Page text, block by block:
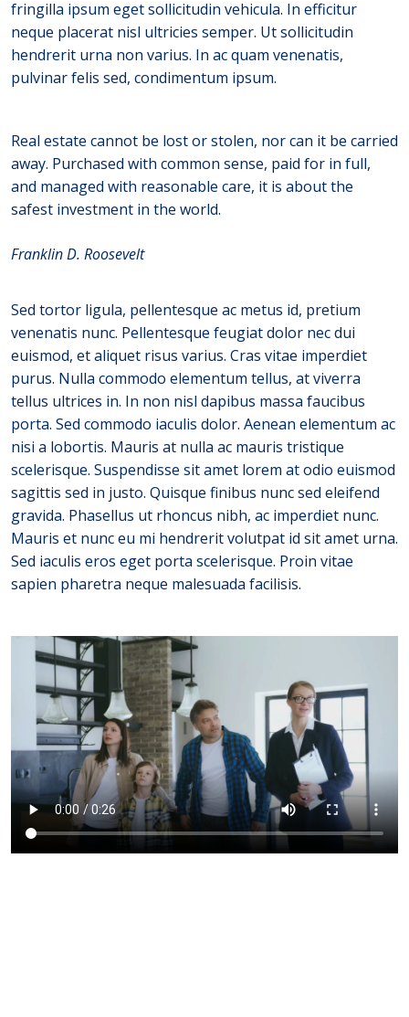
fringilla ipsum eget sollicitudin vehicula. In efficitur
neque placerat nisl ultricies semper. Ut sollicitudin
hendrerit urna non varius. In ac quam venenatis,
pulvinar felis sed, condimentum ipsum.
Real estate cannot be lost or stolen, nor can it be carried
away. Purchased with common sense, paid for in full,
and managed with reasonable care, it is about the
safest investment in the world.
Franklin D. Roosevelt
Sed tortor ligula, pellentesque ac metus id, pretium
venenatis nunc. Pellentesque feugiat dolor nec dui
euismod, et aliquet risus varius. Cras vitae imperdiet
purus. Nulla commodo elementum tellus, at viverra
tellus ultrices in. In non nisl dapibus massa faucibus
porta. Sed commodo iaculis dolor. Aenean elementum ac
nisi a lobortis. Mauris at nulla ac mauris tristique
scelerisque. Suspendisse sit amet lorem at odio euismod
sagittis sed in justo. Quisque finibus nunc sed eleifend
gravida. Phasellus ut rhoncus nibh, ac imperdiet nunc.
Mauris et nunc eu mi hendrerit volutpat id sit amet urna.
Sed iaculis eros eget porta scelerisque. Proin vitae
sapien pharetra neque malesuada facilisis.